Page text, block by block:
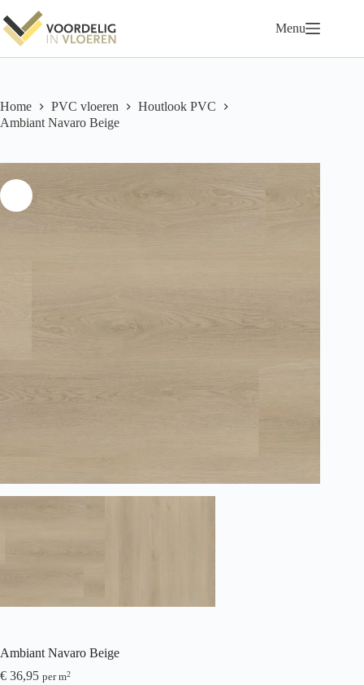
naar
de
inhoud
Menu
Home PVC vloeren
Houtlook PVC
Ambiant Navaro Beige
Ambiant Navaro Beige
€ 36,95 per m2